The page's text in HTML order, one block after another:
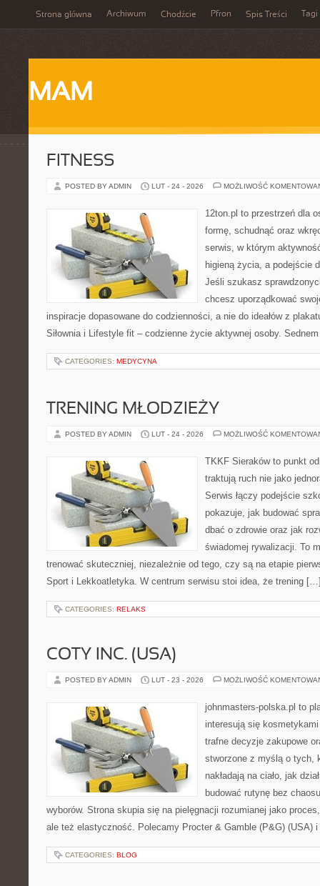
Strona główna Archiwum Chodźcie Pfron Spis Treści Tagi
MAM
FITNESS
POSTED BY ADMIN LUT - 24 - 2026 MOŻLIWOŚĆ
12ton.pl to przestrzeń dla
formę, schudnąć oraz
serwis, w którym
higieną życia, a podejście
Jeśli szukasz
chcesz uporządkować
inspiracje dopasowane do codzienności, a nie do ideałów z
Siłownia i Lifestyle fit – codzienne życie aktywnej osoby.
CATEGORIES: MEDYCYNA
TRENING MŁODZIEŻY
POSTED BY ADMIN LUT - 24 - 2026 MOŻLIWOŚĆ
TKKF Sieraków to punkt
traktują ruch nie jako
Serwis łączy podejście
pokazuje, jak budować
dbać o zdrowie oraz jak
świadomej rywalizacji. To
trenować skuteczniej, niezależnie od tego, czy są na etapie
Sport i Lekkoatletyka. W centrum serwisu stoi idea, że trening
CATEGORIES: RELAKS
COTY INC. (USA)
POSTED BY ADMIN LUT - 23 - 2026 MOŻLIWOŚĆ
johnmasters-polska.pl to
interesują się
trafne decyzje zakupowe
stworzone z myślą o tych,
nakładają na ciało, jak
budować rutynę bez
wyborów. Strona skupia się na pielęgnacji rozumianej jako
ale też elastyczność. Polecamy Procter & Gamble (P&G) (USA)
CATEGORIES: BLOG